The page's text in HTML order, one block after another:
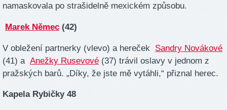
namaskovala po strašidelně mexickém způsobu.
Marek Němec (42)
V obležení partnerky (vlevo) a hereček Sandry Novákové
(41) a Anežky Rusevové (37) trávil oslavy v jednom z
pražských barů. „Díky, že jste mě vytáhli,“ přiznal herec.
Kapela Rybičky 48